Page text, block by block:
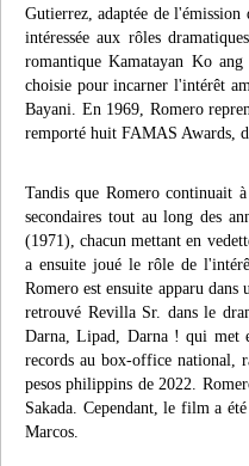
Gutierrez, adaptée de
intéressée aux rôles
romantique Kamatayan Ko
choisie pour incarner l'intérêt
Bayani. En 1969, Romero
remporté huit FAMAS Awards,
Tandis que Romero continuait
secondaires tout au long des
(1971), chacun mettant en
a ensuite joué le rôle de
Romero est ensuite apparu
retrouvé Revilla Sr. dans le
Darna, Lipad, Darna ! qui met
records au box-office
pesos philippins de 2022.
Sakada. Cependant, le film a
Marcos.